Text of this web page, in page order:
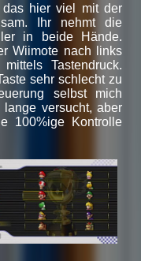
hier viel mit der
Ihr nehmt die
in beide Hände.
Wiimote nach links
Tastendruck.
sehr schlecht zu
selbst mich
versucht, aber
100%ige Kontrolle